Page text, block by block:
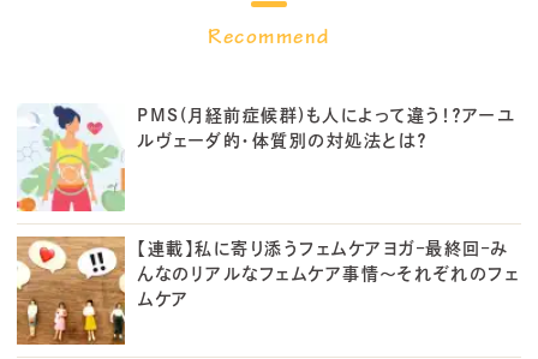
PMS(月経前症候群)も人によって違う！？アーユ
ルヴェーダ的・体質別の対処法とは？
【連載】私に寄り添うフェムケアヨガ–最終回–み
んなのリアルなフェムケア事情～それぞれのフェ
ムケア